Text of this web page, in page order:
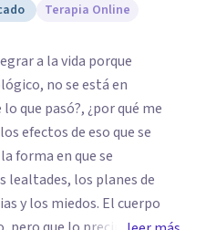
Terapia Online
a la vida porque
no se está en
que pasó?, ¿por qué me
efectos de eso que se
forma en que se
lealtades, los planes de
y los miedos. El cuerpo